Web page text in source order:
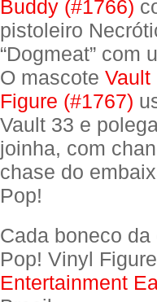
Buddy (#1766)
pistoleiro
“Dogmeat” com
O mascote Vault
Figure (#1767)
Vault 33 e
joinha, com
chase do
Pop!
Cada boneco
Pop! Vinyl
Entertainment